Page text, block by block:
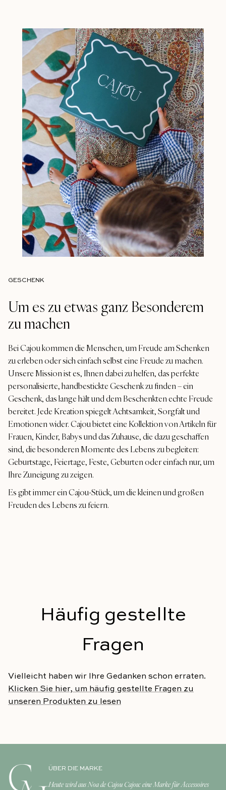
GESCHENK
Um es zu etwas ganz Besonderem
zu machen
Bei Cajou kommen die Menschen, um Freude am Schenken
zu erleben oder sich einfach selbst eine Freude zu machen.
Unsere Mission ist es, Ihnen dabei zu helfen, das perfekte
personalisierte, handbestickte Geschenk zu finden – ein
Geschenk, das lange hält und dem Beschenkten echte Freude
bereitet. Jede Kreation spiegelt Achtsamkeit, Sorgfalt und
Emotionen wider. Cajou bietet eine Kollektion von Artikeln für
Frauen, Kinder, Babys und das Zuhause, die dazu geschaffen
sind, die besonderen Momente des Lebens zu begleiten:
Geburtstage, Feiertage, Feste, Geburten oder einfach nur, um
Ihre Zuneigung zu zeigen.
Es gibt immer ein Cajou-Stück, um die kleinen und großen
Freuden des Lebens zu feiern.
Häufig gestellte
Fragen
Vielleicht haben wir Ihre Gedanken schon erraten.
Klicken Sie hier, um häufig gestellte Fragen zu
unseren Produkten zu lesen
ÜBER DIE MARKE
Heute wird aus Noa de Cajou Cajou: eine Marke für Accessoires